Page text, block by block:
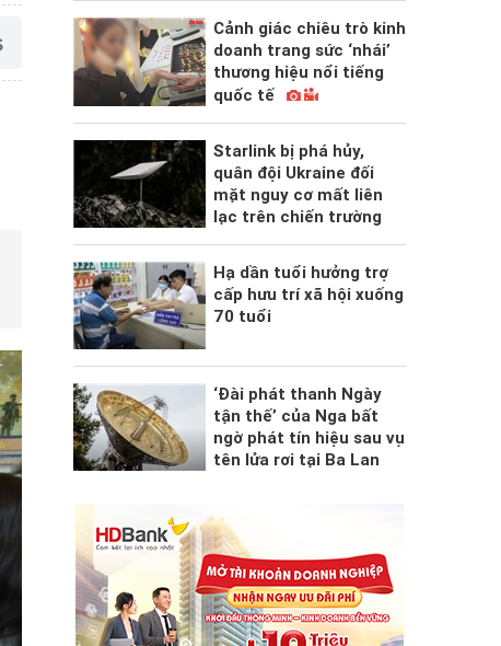
Cảnh giác chiêu trò kinh
doanh trang sức ‘nhái’
thương hiệu nổi tiếng
quốc tế
Starlink bị phá hủy,
quân đội Ukraine đối
mặt nguy cơ mất liên
lạc trên chiến trường
Hạ dần tuổi hưởng trợ
cấp hưu trí xã hội xuống
70 tuổi
‘Đài phát thanh Ngày
tận thế’ của Nga bất
ngờ phát tín hiệu sau vụ
tên lửa rơi tại Ba Lan